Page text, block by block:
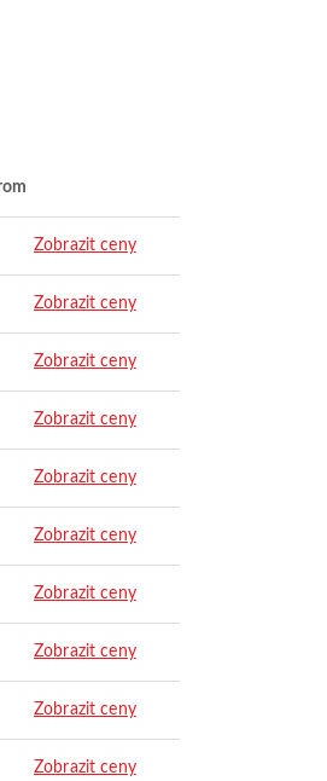
Zobrazit ceny
Zobrazit ceny
Zobrazit ceny
Zobrazit ceny
Zobrazit ceny
Zobrazit ceny
Zobrazit ceny
Zobrazit ceny
Zobrazit ceny
Zobrazit ceny